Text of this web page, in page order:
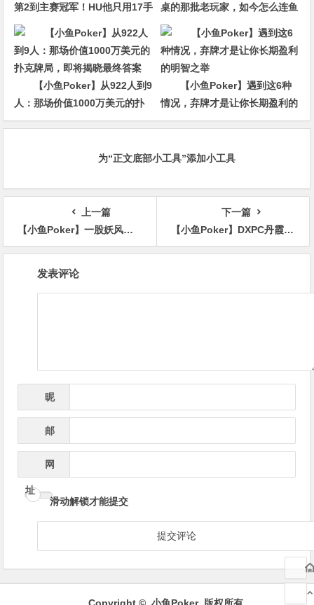
第2到主赛冠军！HU他只用17手
牌就赢走1000万刀！
桌的那批老玩家，如今怎么连鱼
都打不过了
【小鱼Poker】从922人到9
人：那场价值1000万美元的扑
克牌局，即将揭晓最终答案
【小鱼Poker】遇到这6种
情况，弃牌才是让你长期盈利的
明智之举
为“正文底部小工具”添加小工具
上一篇
【小鱼Poker】一股妖风正吹向线下德扑圈，德扑酒吧“冒牌黑店”泛滥，正在毁掉整个绿色竞技生态
下一篇
【小鱼Poker】DXPC丹霞杯 | 常田甜开幕赛逆转登顶，多名巾帼力量展现温柔与强劲！首届亚军女神温祖仪重返赛场
发表评论
昵
邮
网
址
滑动解锁才能提交